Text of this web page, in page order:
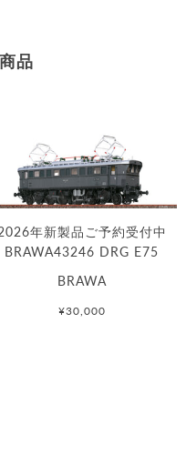
品
年新製品ご予約受付中
BRAWA43246 DRG E75
BRAWA
¥30,000